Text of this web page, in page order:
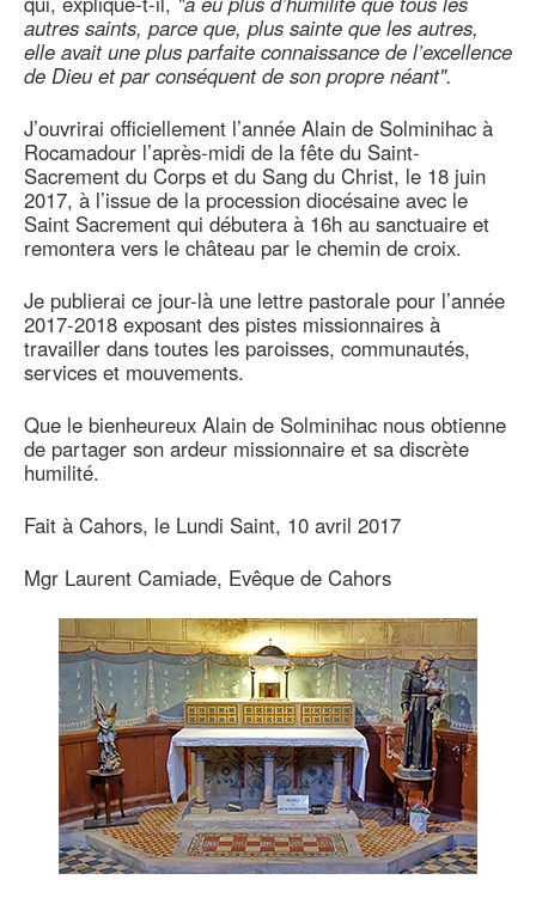
autres saints, parce que, plus sainte que les autres,
elle avait une plus parfaite connaissance de l’excellence
de Dieu et par conséquent de son propre néant".
J’ouvrirai officiellement l’année Alain de Solminihac à
Rocamadour l’après-midi de la fête du Saint-
Sacrement du Corps et du Sang du Christ, le 18 juin
2017, à l’issue de la procession diocésaine avec le
Saint Sacrement qui débutera à 16h au sanctuaire et
remontera vers le château par le chemin de croix.
Je publierai ce jour-là une lettre pastorale pour l’année
2017-2018 exposant des pistes missionnaires à
travailler dans toutes les paroisses, communautés,
services et mouvements.
Que le bienheureux Alain de Solminihac nous obtienne
de partager son ardeur missionnaire et sa discrète
humilité.
Fait à Cahors, le Lundi Saint, 10 avril 2017
Mgr Laurent Camiade, Evêque de Cahors